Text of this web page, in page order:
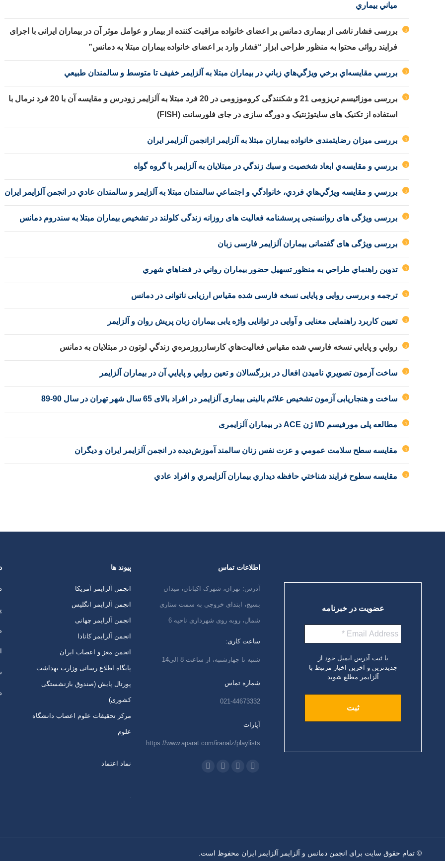
مياني بيماري
بررسی فشار ناشی از بیماری دمانس بر اعضای خانواده مراقبت کننده از بیمار و عوامل موثر آن در بیماران ایرانی با اجرای
فرایند روائی محتوا به منظور طراحی ابزار “فشار وارد بر اعضای خانواده بیماران مبتلا به دمانس”
بررسي مقايسه‌اي برخي ويژگي‌هاي زباني در بيماران مبتلا به آلزايمر خفيف تا متوسط و سالمندان طبيعي
بررسی موزائیسم تریزومی 21 و شکنندگی کروموزومی در 20 فرد مبتلا به آلزایمر زودرس و مقایسه آن با 20 فرد نرمال با
استفاده از تکنیک های سایتوژنتیک و دورگه سازی در جای فلورسانت (FISH)
بررسی میزان رضایتمندی خانواده بیماران مبتلا به آلزایمر ازانجمن آلزایمر ایران
بررسي و مقايسه‌ي ابعاد شخصيت و سبك زندگي در مبتلايان به آلزايمر با گروه گواه
بررسي و مقايسه ويژگي‌هاي فردي، خانوادگي و اجتماعي سالمندان مبتلا به آلزايمر و سالمندان عادي در انجمن آلزايمر ايران
بررسی ویژگی های روانسنجی پرسشنامه فعالیت های روزانه زندگی کلولند در تشخیص بیماران مبتلا به سندروم دمانس
بررسی ویژگی های گفتمانی بیماران آلزایمر فارسی زبان
تدوين راهنماي طراحي به منظور تسهيل حضور بيماران رواني در فضاهاي شهري
ترجمه و بررسی روایی و پایایی نسخه فارسی شده مقیاس ارزیابی ناتوانی در دمانس
تعیین کاربرد راهنمایی معنایی و آوایی در توانایی واژه یابی بیماران زبان پریش روان و آلزایمر
روايي و پايايي نسخه فارسي شده مقياس فعاليت‌هاي كارسازروزمره‌ي زندگي لوتون در مبتلايان به دمانس
ساخت آزمون تصويري ناميدن افعال در بزرگسالان و تعين روايي و پايايي آن در بيماران آلزايمر
ساخت و هنجاریابی آزمون تشخیص علائم بالینی بیماری آلزایمر در افراد بالای 65 سال شهر تهران در سال 90- 89
مطالعه پلی مورفیسم I/D ژن ACE در بیماران آلزایمری
مقايسه سطح سلامت عمومي و عزت نفس زنان سالمند آموزش‌ديده در انجمن آلزايمر ايران و ديگران
مقايسه سطوح فرايند شناختي حافظه ديداري بيماران آلزايمري و افراد عادي
عضویت در خبرنامه
با ثبت آدرس ایمیل خود از
جدیدترین و آخرین اخبار مرتبط با
آلزایمر مطلع شوید
اطلاعات تماس
آدرس: تهران، شهرک اکباتان، میدان
بسیج، ابتدای خروجی به سمت ستاری
شمال، روبه روی شهرداری ناحیه 6
ساعت کاری:
شنبه تا چهارشنبه، از ساعت 8 الی14
شماره تماس
021-44673332
آپارات
https://www.aparat.com/iranalz/playlists
ما را دنبال کنید در:
پنجره
جدید
پنجرهپنجره
جدید
پنجره
پیوند ها
انجمن آلزایمر آمریکا
انجمن آلزایمر انگلیس
انجمن آلرایمر چهانی
انجمن آلزایمر کانادا
انجمن مغز و اعصاب ایران
پایگاه اطلاع رسانی وزارت بهداشت
پورتال پایش (صندوق بازنشستگی
کشوری)
مرکز تحقیقات علوم اعصاب دانشگاه
علوم
نماد اعتماد
© تمام حقوق سایت برای انجمن دمانس و آلزایمر آلزایمر ایران محفوظ است.